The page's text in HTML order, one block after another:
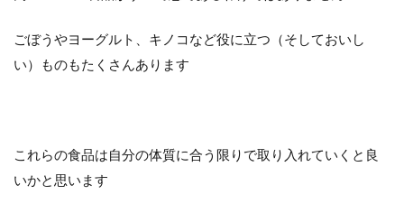
ごぼうやヨーグルト、キノコなど役に立つ（そしておいし
い）ものもたくさんあります
これらの食品は自分の体質に合う限りで取り入れていくと良
いかと思います